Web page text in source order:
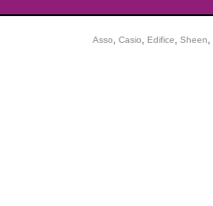
Asso
Casio Edifice Sheen